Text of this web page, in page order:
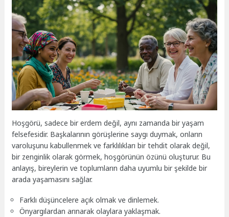
Hoşgörü, sadece bir erdem değil, aynı zamanda bir yaşam
felsefesidir. Başkalarının görüşlerine saygı duymak, onların
varoluşunu kabullenmek ve farklılıkları bir tehdit olarak değil,
bir zenginlik olarak görmek, hoşgörünün özünü oluşturur. Bu
anlayış, bireylerin ve toplumların daha uyumlu bir şekilde bir
arada yaşamasını sağlar.
Farklı düşüncelere açık olmak ve dinlemek.
Önyargılardan arınarak olaylara yaklaşmak.